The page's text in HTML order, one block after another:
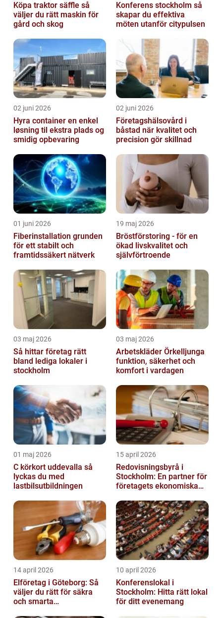
Köpa traktor säffle så
väljer du rätt maskin för
gård och skog
Konferens stockholm så
skapar du effektiva
möten utanför citypulsen
02 juni 2026
Hyra container en enkel
løsning til ekstra plads og
smidig opbevaring
02 juni 2026
Företagshälsovård i
båstad när kvalitet och
precision gör skillnad
01 juni 2026
Fiberinstallation grunden
för ett stabilt och
framtidssäkert nätverk
19 maj 2026
Bröstförstoring - för en
ökad livskvalitet och
självförtroende
03 maj 2026
Så hittar företag rätt
bland lediga lokaler i
stockholm
03 maj 2026
Arbetskläder Örkelljunga
funktion, säkerhet och
komfort i vardagen
01 maj 2026
C körkort uddevalla så
lyckas du med
lastbilsutbildningen
15 april 2026
Redovisningsbyrå i
Stockholm: En partner för
företagets ekonomiska
14 april 2026
Elföretag i Göteborg: Så
väljer du rätt för säkra
och smarta
10 april 2026
Konferenslokal i
Stockholm: Hitta rätt lokal
för ditt evenemang